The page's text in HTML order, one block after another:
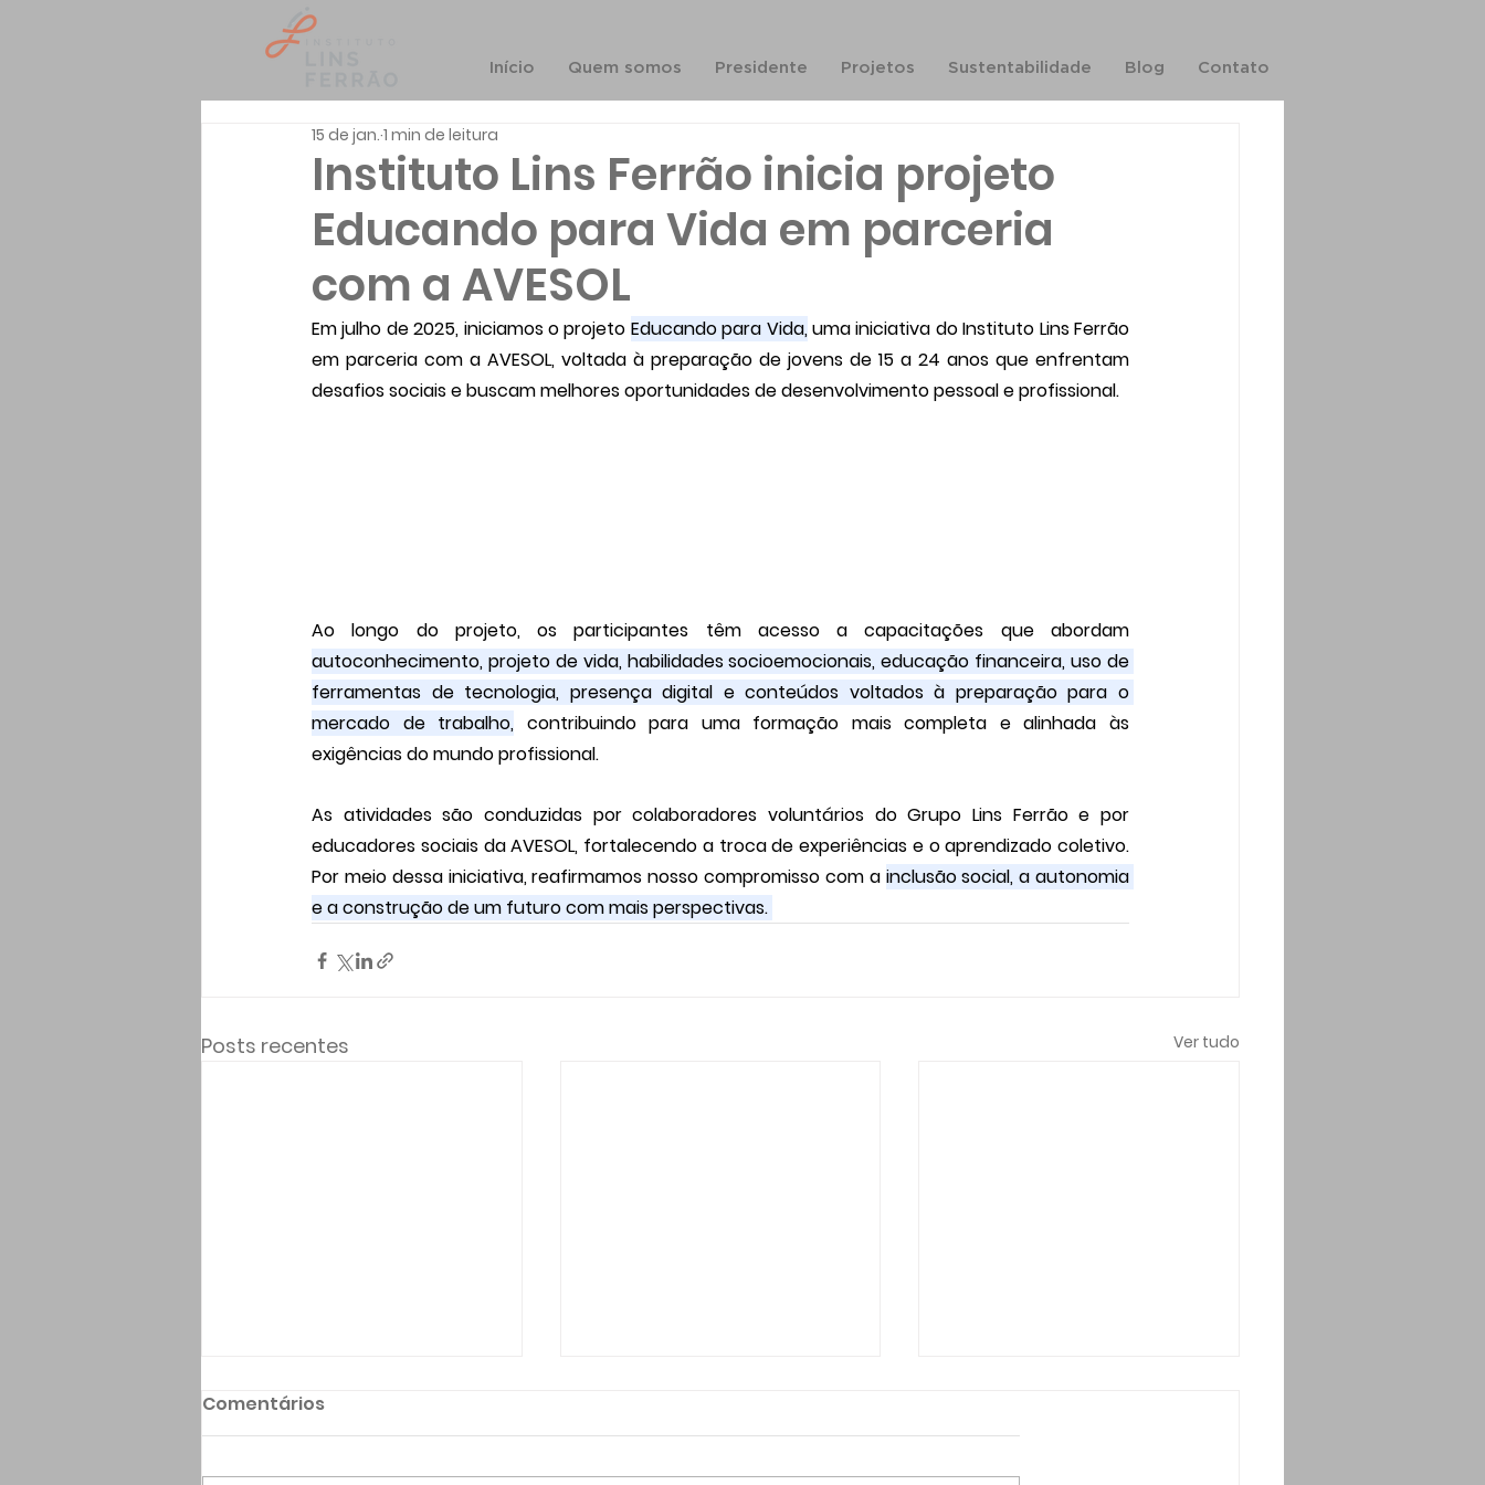
Início Quem somos Presidente Projetos Sustentabilidade Blog Contato
Instituto Lins Ferrão inicia projeto
Educando para Vida em parceria
com a AVESOL
15 de jan. 1 min de leitura
Em julho de 2025, iniciamos o projeto Educando para Vida, uma iniciativa do Instituto Lins Ferrão
em parceria com a AVESOL, voltada à preparação de jovens de 15 a 24 anos que enfrentam
desafios sociais e buscam melhores oportunidades de desenvolvimento pessoal e profissional.
autoconhecimento, projeto de vida, habilidades socioemocionais, educação financeira, uso de
ferramentas de tecnologia, presença digital e conteúdos voltados à preparação para o
mercado de trabalho, contribuindo para uma formação mais completa e alinhada às
exigências do mundo profissional.
As atividades são conduzidas por colaboradores voluntários do Grupo Lins Ferrão e por
educadores sociais da AVESOL, fortalecendo a troca de experiências e o aprendizado coletivo.
Por meio dessa iniciativa, reafirmamos nosso compromisso com a inclusão social, a autonomia
e a construção de um futuro com mais perspectivas.
Posts recentes Ver tudo
Comentários